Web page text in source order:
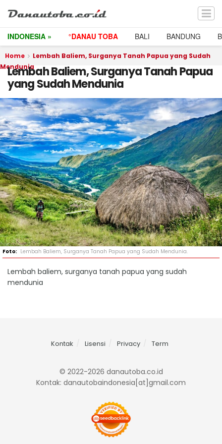
INDONESIA » °DANAU TOBA BALI BANDUNG
Home
Lembah Baliem, Surganya Tanah Papua yang Sudah
Mendunia
Lembah Baliem, Surganya Tanah Papua
yang Sudah Mendunia
Lembah Baliem, Surganya Tanah Papua yang Sudah Mendunia.
Lembah baliem, surganya tanah papua yang sudah
mendunia
Kontak Lisensi Privacy Term
© 2022-2026 danautoba.co.id
Kontak: danautobaindonesia[at]gmail.com